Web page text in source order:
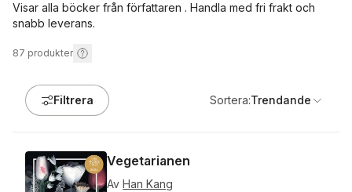
Visar alla böcker från författaren . Handla med fri frakt och
snabb leverans.
87 produkter
Filtrera Sortera:Trendande
Vegetarianen
Av Han Kang